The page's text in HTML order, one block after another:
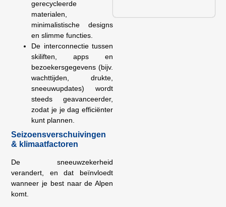
gerecycleerde
materialen,
minimalistische designs
en slimme functies.
De interconnectie tussen
skiliften, apps en
bezoekersgegevens (bijv.
wachttijden, drukte,
sneeuwupdates) wordt
steeds geavanceerder,
zodat je je dag efficiënter
kunt plannen.
Seizoensverschuivingen
& klimaatfactoren
De sneeuwzekerheid
verandert, en dat beïnvloedt
wanneer je best naar de Alpen
komt.